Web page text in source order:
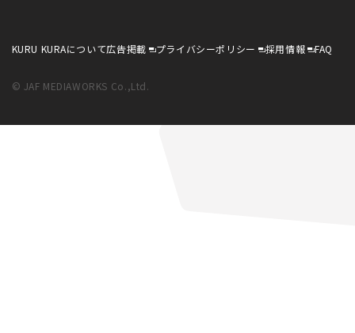
KURU KURAについて広告掲載 プライバシーポリシー 採用情報 FAQ
© JAF MEDIAWORKS Co.,Ltd.